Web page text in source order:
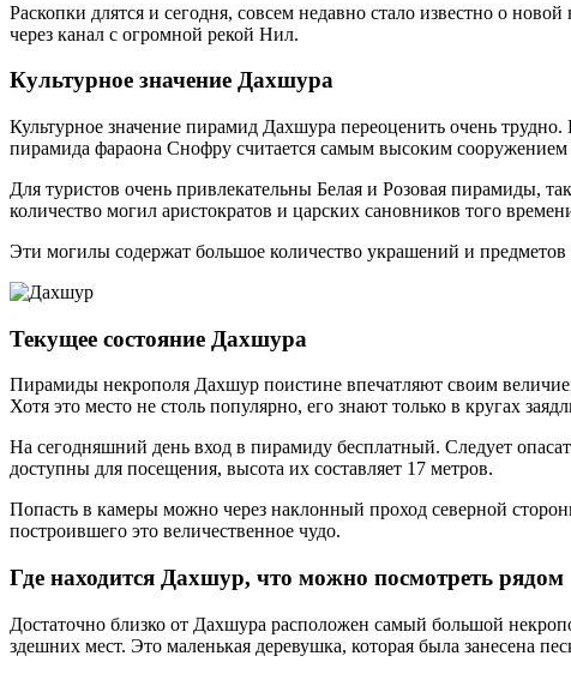
Раскопки длятся и сегодня, совсем недавно стало известно о
через канал с огромной рекой Нил.
Культурное значение Дахшура
Культурное значение пирамид Дахшура переоценить очень
пирамида фараона Снофру считается самым высоким
Для туристов очень привлекательны Белая и Розовая пирамиды,
количество могил аристократов и царских сановников того
Эти могилы содержат большое количество украшений и
Текущее состояние Дахшура
Пирамиды некрополя Дахшур поистине впечатляют своим
Хотя это место не столь популярно, его знают только в кругах
На сегодняшний день вход в пирамиду бесплатный. Следует
доступны для посещения, высота их составляет 17 метров.
Попасть в камеры можно через наклонный проход северной
построившего это величественное чудо.
Где находится Дахшур, что можно посмотреть рядом
Достаточно близко от Дахшура расположен самый большой
здешних мест. Это маленькая деревушка, которая была занесена